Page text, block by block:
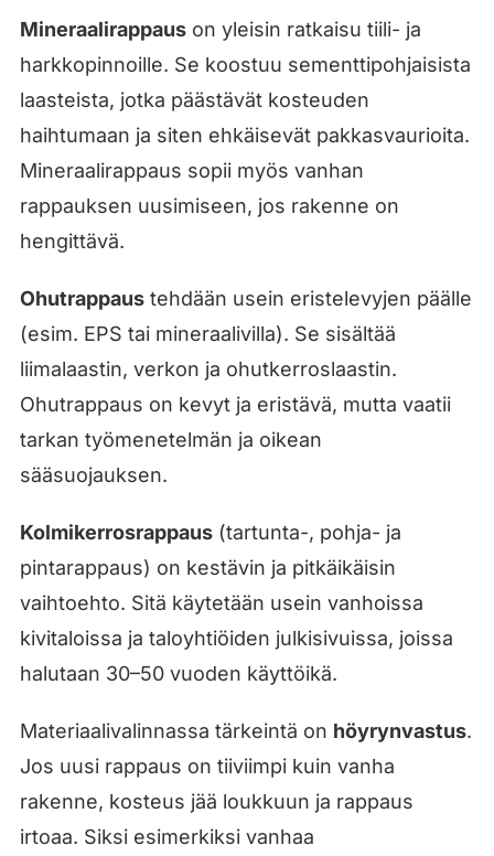
Mineraalirappauson yleisin ratkaisu tiili- ja
harkkopinnoille. Se koostuu sementtipohjaisista
laasteista, jotka päästävät kosteuden
haihtumaan ja siten ehkäisevät pakkasvaurioita.
Mineraalirappaus sopii myös vanhan
rappauksen uusimiseen, jos rakenne on
hengittävä.
Ohutrappaustehdään usein eristelevyjen päälle
(esim. EPS tai mineraalivilla). Se sisältää
liimalaastin, verkon ja ohutkerroslaastin.
Ohutrappaus on kevyt ja eristävä, mutta vaatii
tarkan työmenetelmän ja oikean
sääsuojauksen.
Kolmikerrosrappaus(tartunta-, pohja- ja
pintarappaus) on kestävin ja pitkäikäisin
vaihtoehto. Sitä käytetään usein vanhoissa
kivitaloissa ja taloyhtiöiden julkisivuissa, joissa
halutaan 30–50 vuoden käyttöikä.
Materiaalivalinnassa tärkeintä on höyrynvastus.
Jos uusi rappaus on tiiviimpi kuin vanha
rakenne, kosteus jää loukkuun ja rappaus
irtoaa. Siksi esimerkiksi vanhaa